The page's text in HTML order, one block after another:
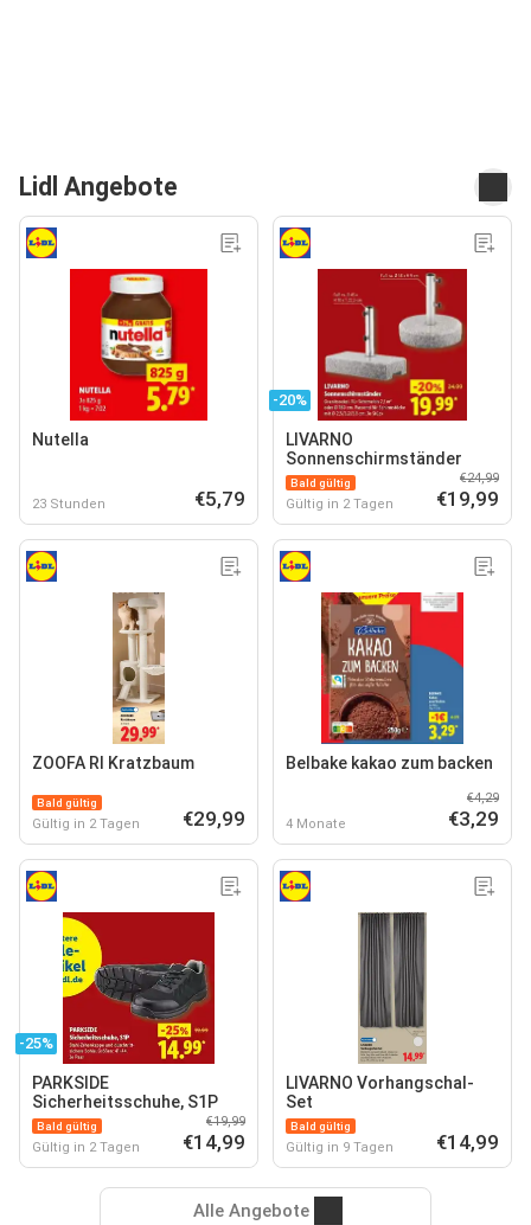
Lidl Angebote
Nutella
23 Stunden €5,79
-20%
LIVARNO
Sonnenschirmständer
Bald gültig
Gültig in 2 Tagen
€24,99
€19,99
ZOOFA RI Kratzbaum
Bald gültig
Gültig in 2 Tagen €29,99
Belbake kakao zum backen
4 Monate
€4,29
€3,29
-25%
PARKSIDE
Sicherheitsschuhe, S1P
Bald gültig
Gültig in 2 Tagen
€19,99
€14,99
LIVARNO Vorhangschal-
Set
Bald gültig
Gültig in 9 Tagen €14,99
Alle Angebote